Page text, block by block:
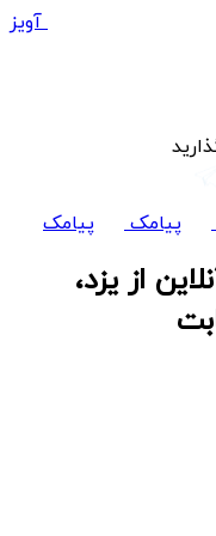
آویز
پیامک پیامک
از یزد،